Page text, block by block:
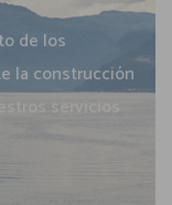
de los
la construcción
servicios